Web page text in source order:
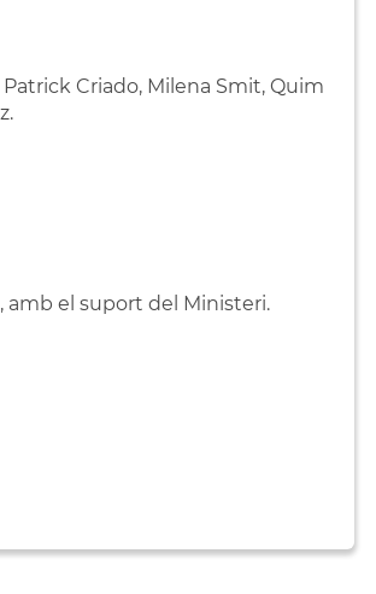
Criado, Milena Smit, Quim
amb el suport del Ministeri.